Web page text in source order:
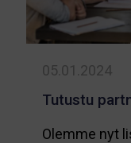
05.01.2024
Tutustu
Olemme nyt